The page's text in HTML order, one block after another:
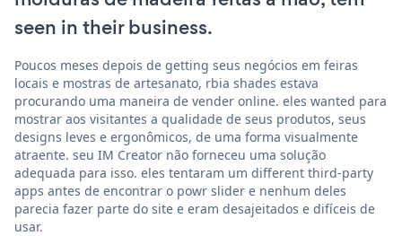
seen in their business.
Poucos meses depois de getting seus negócios em feiras
locais e mostras de artesanato, rbia shades estava
procurando uma maneira de vender online. eles wanted para
mostrar aos visitantes a qualidade de seus produtos, seus
designs leves e ergonômicos, de uma forma visualmente
atraente. seu IM Creator não forneceu uma solução
adequada para isso. eles tentaram um different third-party
apps antes de encontrar o powr slider e nenhum deles
parecia fazer parte do site e eram desajeitados e difíceis de
usar.